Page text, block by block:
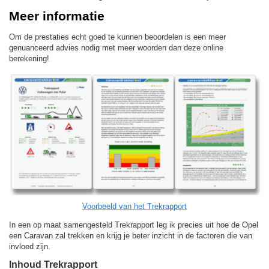
Meer informatie
Om de prestaties echt goed te kunnen beoordelen is een meer
genuanceerd advies nodig met meer woorden dan deze online
berekening!
Voorbeeld van het Trekrapport
In een op maat samengesteld Trekrapport leg ik precies uit hoe de Opel
een Caravan zal trekken en krijg je beter inzicht in de factoren die van
invloed zijn.
Inhoud Trekrapport